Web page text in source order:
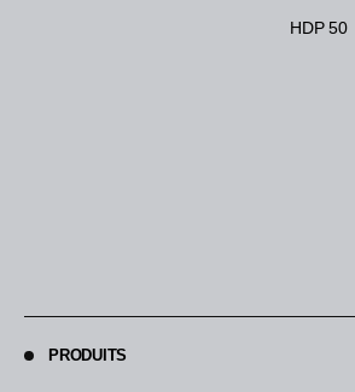
HDP 50
PRODUITS